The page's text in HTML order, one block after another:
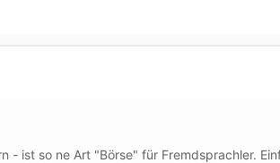
- ist so ne Art "Börse" für Fremdsprachler.